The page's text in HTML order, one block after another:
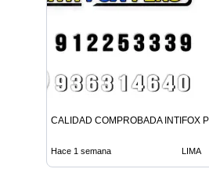
CALIDAD COMPROBADA INTIFOX
Hace 1 semana LIMA